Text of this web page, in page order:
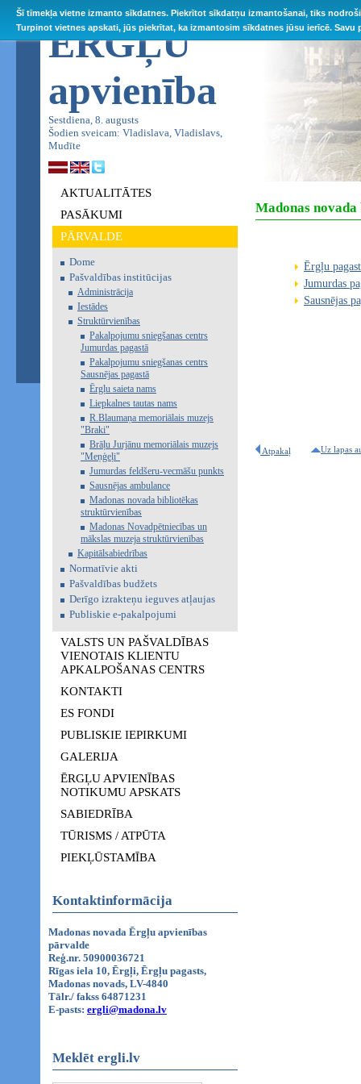
Šī tīmekļa vietne izmanto sīkdatnes. Piekrītot sīkdatņu izmantošanai, tiks
Turpinot vietnes apskati, jūs piekrītat, ka izmantosim sīkdatnes jūsu ierīcē.
ĒRGĻU
apvienība
Sestdiena, 8. augusts
Šodien sveicam: Vladislava, Vladislavs,
Mudīte
AKTUALITĀTES
PASĀKUMI
PĀRVALDE
Dome
Pašvaldības institūcijas
Administrācija
Iestādes
Struktūrvienības
Pakalpojumu sniegšanas centrs
Jumurdas pagastā
Pakalpojumu sniegšanas centrs
Sausnējas pagastā
Ērgļu saieta nams
Liepkalnes tautas nams
R.Blaumaņa memoriālais muzejs
"Braki"
Brāļu Jurjānu memoriālais muzejs
"Meņģeļi"
Jumurdas feldšeru-vecmāšu punkts
Sausnējas ambulance
Madonas novada bibliotēkas
struktūrvienības
Madonas Novadpētniecības un
mākslas muzeja struktūrvienības
Kapitālsabiedrības
Normatīvie akti
Pašvaldības budžets
Derīgo izrakteņu ieguves atļaujas
Publiskie e-pakalpojumi
VALSTS UN PAŠVALDĪBAS
VIENOTAIS KLIENTU
APKALPOŠANAS CENTRS
KONTAKTI
ES FONDI
PUBLISKIE IEPIRKUMI
GALERIJA
ĒRGĻU APVIENĪBAS
NOTIKUMU APSKATS
SABIEDRĪBA
TŪRISMS / ATPŪTA
PIEKĻŪSTAMĪBA
Kontaktinformācija
Madonas novada Ērgļu apvienības
pārvalde
Reģ.nr. 50900036721
Rīgas iela 10, Ērgļi, Ērgļu pagasts,
Madonas novads, LV-4840
Tālr./ fakss 64871231
E-pasts: ergli@madona.lv
Meklēt ergli.lv
Madonas
Ērgļu
Jumurdas
Sausnējas
Atpakaļ Uz lapas